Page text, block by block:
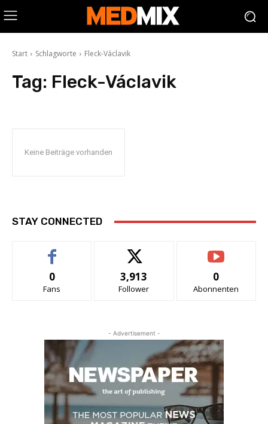
Start Schlagworte Fleck-Václavik
Tag: Fleck-Václavik
Keine Beiträge vorhanden
STAY CONNECTED
0
Fans
3,913
Follower
0
Abonnenten
- Advertisement -